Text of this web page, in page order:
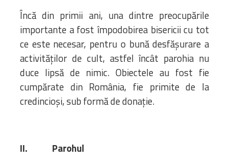
Încă din primii ani, una dintre preocupările
importante a fost împodobirea bisericii cu tot
ce este necesar, pentru o bună desfăşurare a
activităţilor de cult, astfel încât parohia nu
duce lipsă de nimic. Obiectele au fost fie
cumpărate din România, fie primite de la
credincioşi, sub formă de donaţie.
II. Parohul